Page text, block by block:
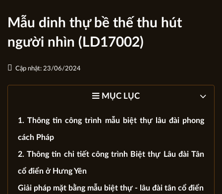
Mẫu dinh thự bề thế thu hút
người nhìn (LD17002)
Cập nhật: 23/06/2024
MỤC LỤC
1. Thông tin công trình mẫu biệt thự lâu đài phong
cách Pháp
2. Thông tin chi tiết công trình Biệt thự Lâu đài Tân
cổ điển ở Hưng Yên
Giải pháp mặt bằng mẫu biệt thự - lâu đài tân cổ điển